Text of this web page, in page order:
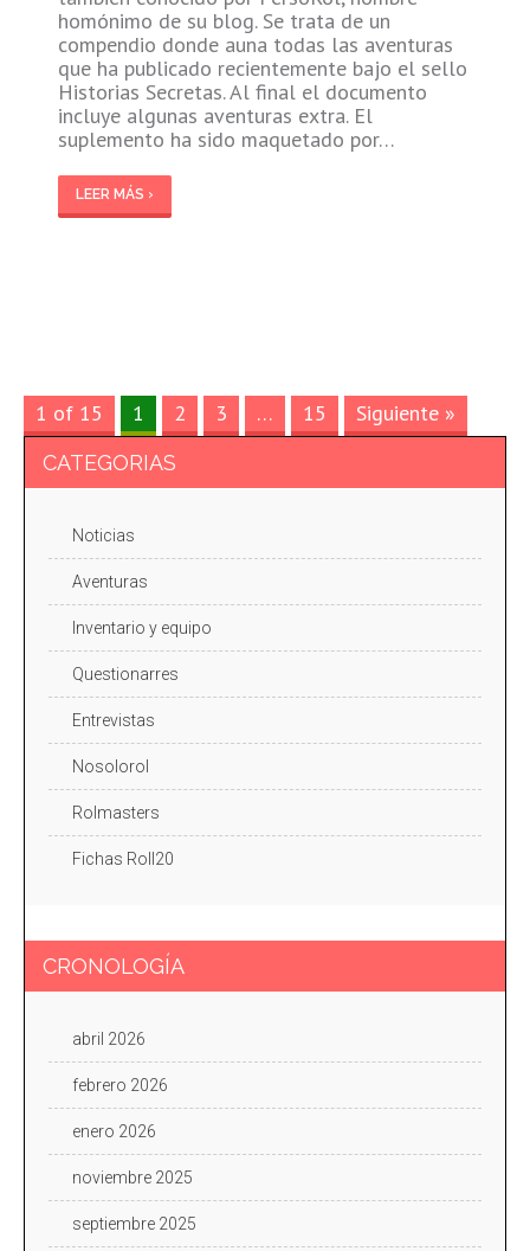
homónimo de su blog. Se trata de un
compendio donde auna todas las aventuras
que ha publicado recientemente bajo el sello
Historias Secretas. Al final el documento
incluye algunas aventuras extra. El
suplemento ha sido maquetado por…
LEER MÁS ›
1 of 15 1 2 3 … 15 Siguiente »
CATEGORIAS
Noticias
Aventuras
Inventario y equipo
Questionarres
Entrevistas
Nosolorol
Rolmasters
Fichas Roll20
CRONOLOGÍA
abril 2026
febrero 2026
enero 2026
noviembre 2025
septiembre 2025